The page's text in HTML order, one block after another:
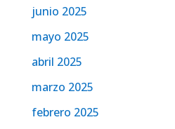
junio 2025
mayo 2025
abril 2025
marzo 2025
febrero 2025